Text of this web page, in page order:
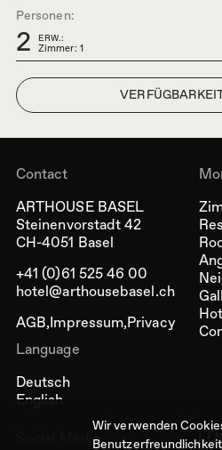
Personen:
2
ERW.:
Zimmer: 1
Contact
ARTHOUSE BASEL
Steinenvorstadt 42
CH-4051 Basel
+41 (0)61 525 46 00
hotel@arthousebasel.ch
AGB Impressum Privacy
Language
Deutsch
English
Social Media
Wir verwenden